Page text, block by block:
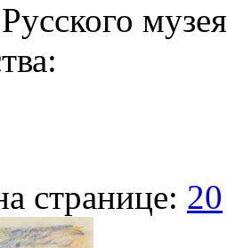
музея
странице: 20